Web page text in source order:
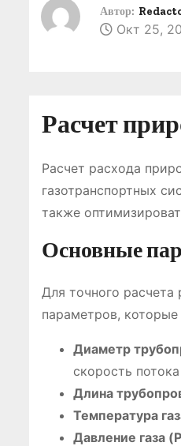
Автор:
Окт 25,
Расчет
Расчет расхода
газотранспортных
также
Основные
Для точного
параметров,
Диаметр
скорость потока
Длина
Температура
Давление газа